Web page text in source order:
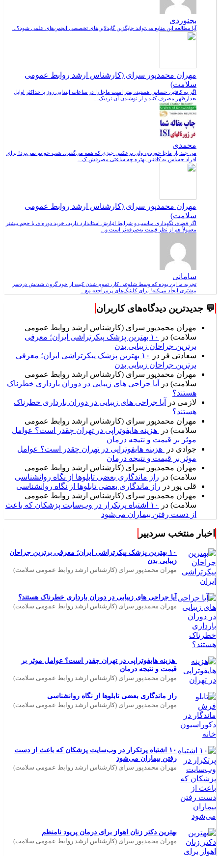
بجنوردی
آیا مطالعه این منابع می‌تواند جایگزین گایدلاین‌های تخصصی انجمن‌های علمی شود؟...
مهران محمدپور سرای (کارشناس ارشد روابط عمومی
سلامت)
اگر به کافئین حساس هستید، بهتر است ماچا را در ساعات ابتدایی روز یا حداکثر اوایل
بعدازظهر مصرف کنید و از نوشیدن آن نزدیک...
محمدی
من چند بار ماچا خوردم، ولی برعکس چیزی که همه می‌گفتن، شب خوابم نمی‌برد! برای
افراد حساس به کافئین بهتره چه ساعتی مصرفش ک...
مهران محمدپور سرای (کارشناس ارشد روابط عمومی
سلامت)
اگر فضای نگهداری مناسب و شرایط انبارش استاندارد دارید، خرید دوره‌ای با حجم بیشتر
معمولاً هم از نظر قیمت به‌صرفه‌تر است و...
سامانی
تجربه ما این بوده که وسط شلوغی کار، تموم شدن کیت از خود گرون شدنش دردسر
بیشتری ایجاد می‌کنه! برای کلینیک‌های پرمراجعه مع...
💬 جدیدترین دیدگاه‌های کاربران
مهران محمدپور سرای (کارشناس ارشد روابط عمومی
سلامت) در
۱۰ بهترین پزشک پیکرتراشی ایران؛ معرفی
برترین جراحان زیبایی بدن
سعادتی فر در
۱۰ بهترین پزشک پیکرتراشی ایران؛ معرفی
برترین جراحان زیبایی بدن
مهران محمدپور سرای (کارشناس ارشد روابط عمومی
سلامت) در
آیا جراحی های زیبایی در دوران بارداری خطرناک
هستند؟
لازمی در
آیا جراحی های زیبایی در دوران بارداری خطرناک
هستند؟
مهران محمدپور سرای (کارشناس ارشد روابط عمومی
سلامت) در
هزینه هایفوتراپی در تهران چقدر است؟ عوامل
موثر بر قیمت و نتیجه درمان
جوادی در
هزینه هایفوتراپی در تهران چقدر است؟ عوامل
موثر بر قیمت و نتیجه درمان
مهران محمدپور سرای (کارشناس ارشد روابط عمومی
سلامت) در راز ماندگاری بعضی تابلوها از نگاه روانشناسی
قلی پور در راز ماندگاری بعضی تابلوها از نگاه روانشناسی
مهران محمدپور سرای (کارشناس ارشد روابط عمومی
سلامت) در
۱۰ اشتباه پرتکرار در وب‌سایت پزشکان که باعث
از دست رفتن بیماران می‌شود
اخبار منتخب سردبیر
۱۰ بهترین پزشک پیکرتراشی ایران؛ معرفی برترین جراحان
زیبایی بدن
مهران محمدپور سرای (کارشناس ارشد روابط عمومی سلامت)
آیا جراحی های زیبایی در دوران بارداری خطرناک هستند؟
مهران محمدپور سرای (کارشناس ارشد روابط عمومی سلامت)
هزینه هایفوتراپی در تهران چقدر است؟ عوامل موثر بر
قیمت و نتیجه درمان
مهران محمدپور سرای (کارشناس ارشد روابط عمومی سلامت)
راز ماندگاری بعضی تابلوها از نگاه روانشناسی
مهران محمدپور سرای (کارشناس ارشد روابط عمومی سلامت)
۱۰ اشتباه پرتکرار در وب‌سایت پزشکان که باعث از دست
رفتن بیماران می‌شود
مهران محمدپور سرای (کارشناس ارشد روابط عمومی سلامت)
بهترین دکتر زنان اهواز برای درمان پریود نامنظم
مهران محمدپور سرای (کارشناس ارشد روابط عمومی سلامت)